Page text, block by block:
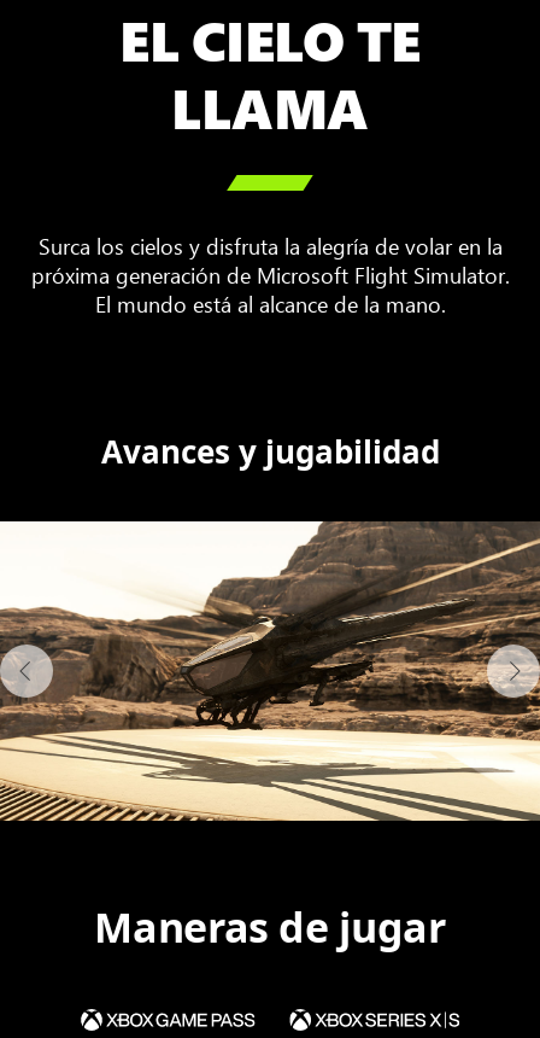
EL CIELO TE
LLAMA

Surca los cielos y disfruta la alegría de volar en la
próxima generación de Microsoft Flight Simulator.
El mundo está al alcance de la mano.
Avances y jugabilidad
Maneras de jugar